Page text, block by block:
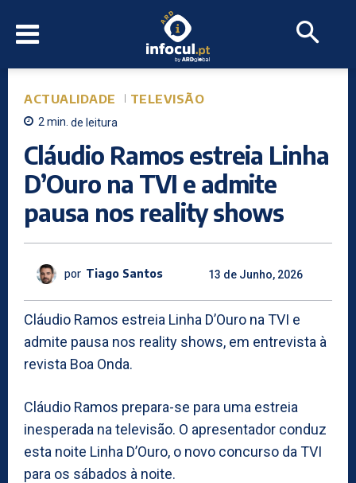
ACTUALIDADE TELEVISÃO
2min. de leitura
Cláudio Ramos estreia Linha
D’Ouro na TVI e admite
pausa nos reality shows
por Tiago Santos 13 de Junho, 2026
Cláudio Ramos estreia Linha D’Ouro na TVI e
admite pausa nos reality shows, em entrevista à
revista Boa Onda.
Cláudio Ramos prepara-se para uma estreia
inesperada na televisão. O apresentador conduz
esta noite Linha D’Ouro, o novo concurso da TVI
para os sábados à noite.